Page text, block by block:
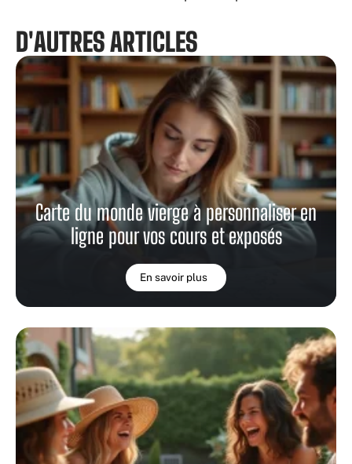
D'AUTRES ARTICLES
Carte du monde vierge à personnaliser en
ligne pour vos cours et exposés
En savoir plus